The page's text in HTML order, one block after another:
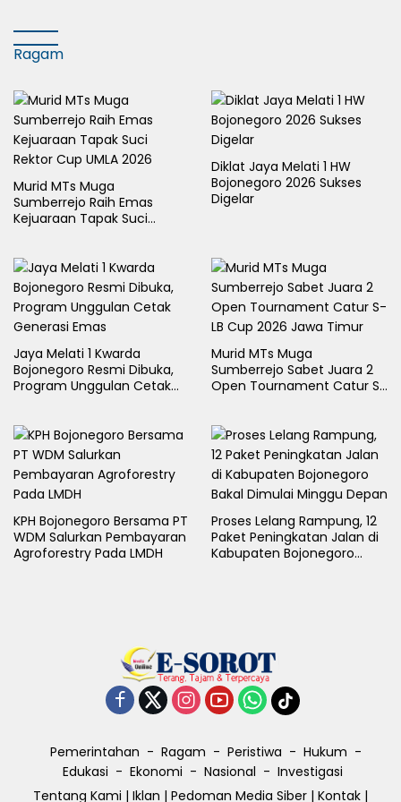
Ragam
Murid MTs Muga
Sumberrejo Raih Emas
Kejuaraan Tapak Suci
Diklat Jaya Melati 1 HW
Bojonegoro 2026 Sukses
Digelar
Jaya Melati 1 Kwarda
Bojonegoro Resmi Dibuka,
Program Unggulan Cetak
Murid MTs Muga
Sumberrejo Sabet Juara 2
Open Tournament Catur S-
KPH Bojonegoro Bersama PT
WDM Salurkan Pembayaran
Agroforestry Pada LMDH
Proses Lelang Rampung, 12
Paket Peningkatan Jalan di
Kabupaten Bojonegoro
Pemerintahan Ragam Peristiwa
Hukum
Edukasi
Ekonomi Nasional
Investigasi
Tentang Kami | Iklan | Pedoman Media Siber | Kontak |